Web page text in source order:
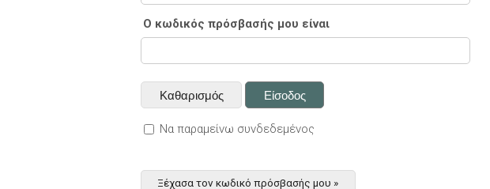
Ο κωδικός πρόσβασής μου είναι
Να παραμείνω συνδεδεμένος
Ξέχασα τον κωδικό πρόσβασής μου »